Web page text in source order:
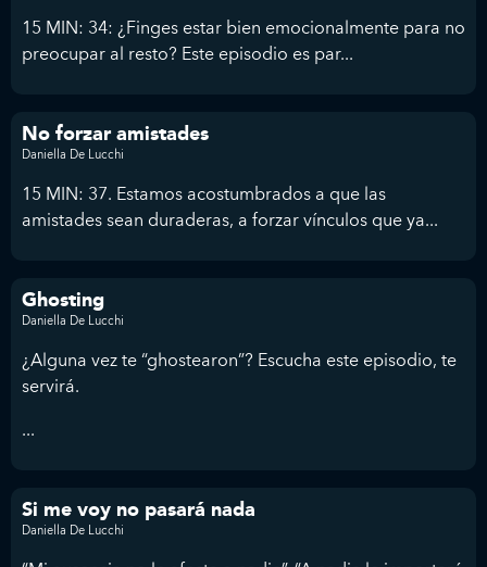
15 MIN: 34: ¿Finges estar bien emocionalmente para no
preocupar al resto? Este episodio es par...
No forzar amistades
Daniella De Lucchi
15 MIN: 37. Estamos acostumbrados a que las
amistades sean duraderas, a forzar vínculos que ya...
Ghosting
Daniella De Lucchi
¿Alguna vez te “ghostearon”? Escucha este episodio, te
servirá.
...
Si me voy no pasará nada
Daniella De Lucchi